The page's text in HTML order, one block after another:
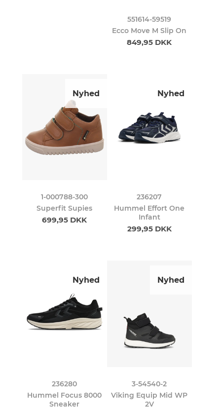
551614-59519
Ecco Move M Slip On
849,95 DKK
Nyhed
1-000788-300
Superfit Supies
699,95 DKK
Nyhed
236207
Hummel Effort One
Infant
299,95 DKK
Nyhed
236280
Hummel Focus 8000
Sneaker
Nyhed
3-54540-2
Viking Equip Mid WP
2V